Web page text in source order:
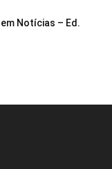
Notícias – Ed.